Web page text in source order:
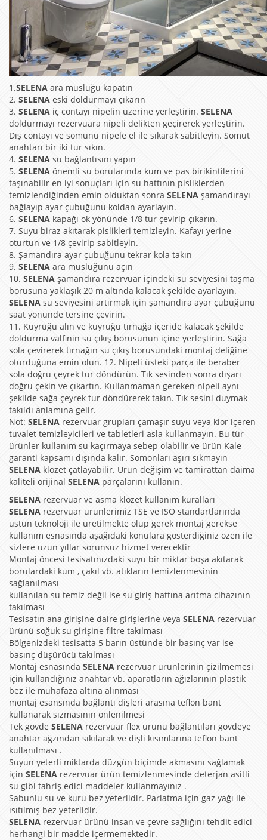
1.SELENA ara musluğu kapatın
2. SELENA eski doldurmayı çıkarın
3. SELENA iç contayı nipelin üzerine yerleştirin. SELENA
doldurmayı rezervuara nipeli delikten geçirerek yerleştirin.
Dış contayı ve somunu nipele el ile sıkarak sabitleyin. Somut
anahtarı bir iki tur sıkın.
4. SELENA su bağlantısını yapın
5. SELENA önemli su borularında kum ve pas birikintilerini
taşınabilir en iyi sonuçları için su hattının pisliklerden
temizlendiğinden emin olduktan sonra SELENA şamandırayı
bağlayıp ayar çubuğunu koldan ayarlayın.
6. SELENA kapağı ok yönünde 1/8 tur çevirip çıkarın.
7. Suyu biraz akıtarak pislikleri temizleyin. Kafayı yerine
oturtun ve 1/8 çevirip sabitleyin.
8. Şamandıra ayar çubuğunu tekrar kola takın
9. SELENA ara musluğunu açın
10. SELENA şamandıra rezervuar içindeki su seviyesini taşma
borusuna yaklaşık 20 m altında kalacak şekilde ayarlayın.
SELENA su seviyesini artırmak için şamandıra ayar çubuğunu
saat yönünde tersine çevirin.
11. Kuyruğu alın ve kuyruğu tırnağa içeride kalacak şekilde
doldurma valfinin su çıkış borusunun içine yerleştirin. Sağa
sola çevirerek tırnağın su çıkış borusundaki montaj deliğine
oturduğuna emin olun. 12. Nipeli üsteki parça ile beraber
sola doğru çeyrek tur döndürün. Tık sesinden sonra dışarı
doğru çekin ve çıkartın. Kullanmaman gereken nipeli aynı
şekilde sağa çeyrek tur döndürerek takın. Tık sesini duymak
takıldı anlamına gelir.
Not: SELENA rezervuar grupları çamaşır suyu veya klor içeren
tuvalet temizleyicileri ve tabletleri asla kullanmayın. Bu tür
ürünler kullanım su kaçırmaya sebep olabilir ve ürün Kale
garanti kapsamı dışında kalır. Somonları aşırı sıkmayın
SELENA klozet çatlayabilir. Ürün değişim ve tamirattan daima
kaliteli orijinal SELENA parçalarını kullanın.
SELENA rezervuar ve asma klozet kullanım kuralları
SELENA rezervuar ürünlerimiz TSE ve ISO standartlarında
üstün teknoloji ile üretilmekte olup gerek montaj gerekse
kullanım esnasında aşağıdaki konulara gösterdiğiniz özen ile
sizlere uzun yıllar sorunsuz hizmet verecektir
Montaj öncesi tesisatınızdaki suyu bir miktar boşa akıtarak
borulardaki kum , çakıl vb. atıkların temizlenmesinin
sağlanılması
kullanılan su temiz değil ise su giriş hattına arıtma cihazının
takılması
Tesisatın ana girişine daire girişlerine veya SELENA rezervuar
ürünü soğuk su girişine filtre takılması
Bölgenizdeki tesisatta 5 barın üstünde bir basınç var ise
basınç düşürücü takılması
Montaj esnasında SELENA rezervuar ürünlerinin çizilmemesi
için kullandığınız anahtar vb. aparatların ağızlarının plastik
bez ile muhafaza altına alınması
montaj esansında bağlantı dişleri arasına teflon bant
kullanarak sızmasının önlenilmesi
Tek gövde SELENA rezervuar flex ürünü bağlantıları gövdeye
anahtar ağzından sıkılarak ve dişli kısımlarına teflon bant
kullanılması .
Suyun yeterli miktarda düzgün biçimde akmasını sağlamak
için SELENA rezervuar ürün temizlenmesinde deterjan asitli
su gibi tahriş edici maddeler kullanmayınız .
Sabunlu su ve kuru bez yeterlidir. Parlatma için gaz yağı ile
ısıtılmış bez yeterlidir.
SELENA rezervuar ürünü insan ve çevre sağlığını tehdit edici
herhangi bir madde içermemektedir.